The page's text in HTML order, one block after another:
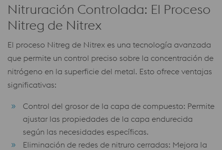
Nitruración Controlada: El Proceso
Nitreg de Nitrex
El proceso Nitreg de Nitrex es una tecnología avanzada
que permite un control preciso sobre la concentración de
nitrógeno en la superficie del metal. Esto ofrece ventajas
significativas:
Control del grosor de la capa de compuesto: Permite
ajustar las propiedades de la capa endurecida
según las necesidades específicas.
Eliminación de redes de nitruro cerradas: Mejora la